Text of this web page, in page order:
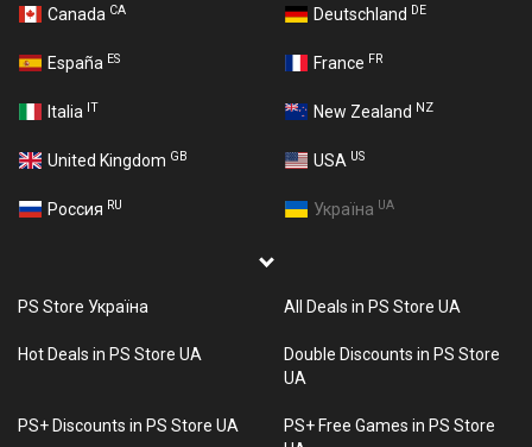
Canada CA Deutschland DE
España ES France FR
Italia IT New Zealand NZ
United Kingdom GB USA US
Россия RU Україна UA
PS Store Україна All Deals in PS Store UA
Hot Deals in PS Store UA
Double Discounts in PS Store
UA
PS+ Discounts in PS Store UA
PS+ Free Games in PS Store